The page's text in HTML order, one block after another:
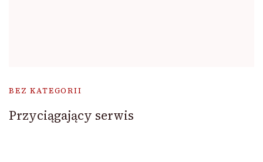
BEZ KATEGORII
Przyciągający serwis